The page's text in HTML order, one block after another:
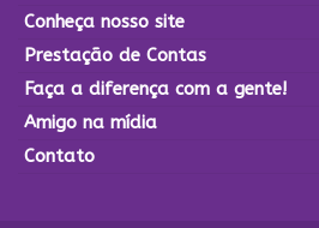
Conheça nosso site
Prestação de Contas
Faça a diferença com a gente!
Amigo na mídia
Contato